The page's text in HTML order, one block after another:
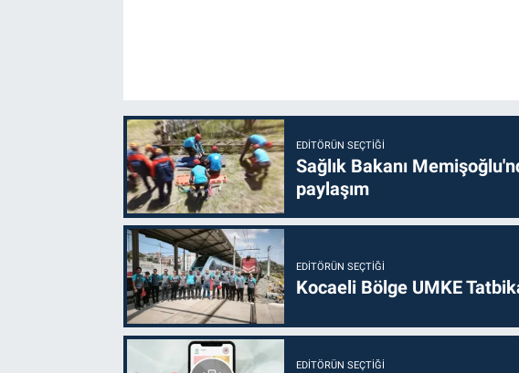
EDITÖRÜN SEÇTIĞI
Sağlık Bakanı
paylaşım
EDITÖRÜN SEÇTIĞI
Kocaeli Bölge UMKE
EDITÖRÜN SEÇTIĞI